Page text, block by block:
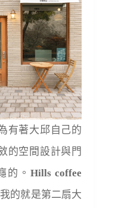
有著大邱自己的
的空間設計與門
的。Hills coffee
的就是第二扇大